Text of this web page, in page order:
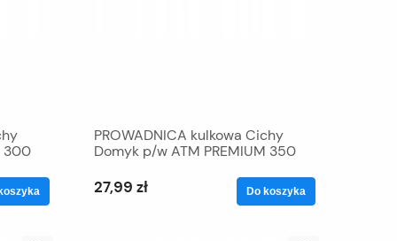
300
PROWADNICA kulkowa Cichy
Domyk p/w ATM PREMIUM 350
27,99 zł Do koszyka